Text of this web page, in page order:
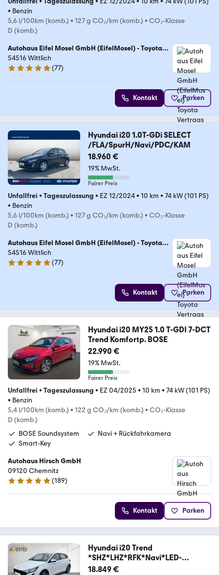
• Benzin
5,6 l/100km (komb.) • 127 g CO₂/km (komb.) • CO₂-Klasse
D (komb.)
Autohaus Eifel Mosel GmbH (EifelMosel) - Toyota
Vertragshändler
54516 Wittlich
5 Sterne
(77)
Kontakt Parken
Hyundai i20 1.0T-GDi SELECT
/FLA/SpurH/Navi/PDC/KAM
18.960 €
19% MwSt.
Fairer Preis
Unfallfrei • Tageszulassung • EZ 12/2024• 10 km • 74 kW (101 PS)
• Benzin
5,6 l/100km (komb.) • 127 g CO₂/km (komb.) • CO₂-Klasse
D (komb.)
Autohaus Eifel Mosel GmbH (EifelMosel) - Toyota
Vertragshändler
54516 Wittlich
5 Sterne
(77)
Kontakt Parken
Hyundai i20 MY25 1.0 T-GDI 7-DCT
Trend Komfortp. BOSE
22.990 €
19% MwSt.
Fairer Preis
Unfallfrei • Tageszulassung • EZ 04/2025 • 10 km • 74 kW (101 PS)
• Benzin
5,4 l/100km (komb.) • 122 g CO₂/km (komb.) • CO₂-Klasse
D (komb.)
BOSE Soundsystem
Navi + Rückfahrkamera
Smart-Key
Autohaus Hirsch GmbH
09120 Chemnitz
4.8 Sterne
(189)
Kontakt Parken
Hyundai i20 Trend
*SHZ*LHZ*RFK*Navi*LED-
TAG*DAB*PDC*Klim
18.849 €